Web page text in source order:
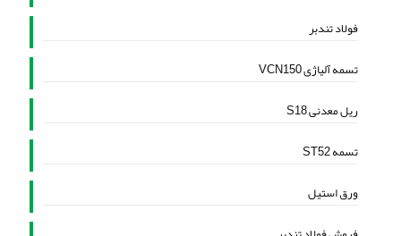
فولاد تندبر
تسمه آلیاژی VCN150
ریل معدنی S18
تسمه ST52
ورق استیل